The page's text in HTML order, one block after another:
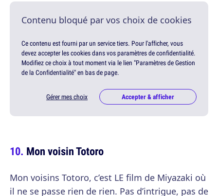
Contenu bloqué par vos choix de cookies
Ce contenu est fourni par un service tiers. Pour l'afficher, vous
devez accepter les cookies dans vos paramètres de confidentialité.
Modifiez ce choix à tout moment via le lien "Paramètres de Gestion
de la Confidentialité" en bas de page.
Gérer mes choix Accepter & afficher
Mon voisin Totoro
Mon voisins Totoro, c’est LE film de Miyazaki où
il ne se passe rien de rien. Pas d’intrigue, pas de